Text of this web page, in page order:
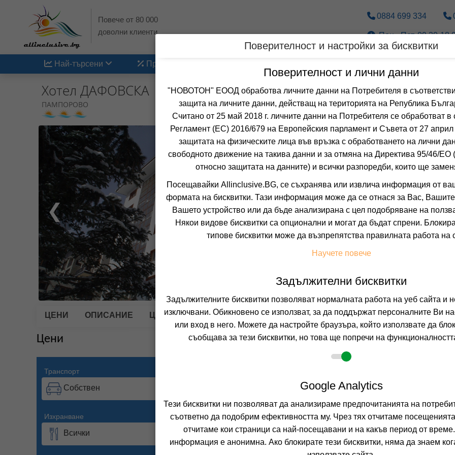
Повече от 80 000
доволни клиенти
0884 699 334
Пон.- Пет. 09.30-
Най-търсени Промоции
Хотел ДАФОВСКА
ПАМПОРОВО
❮ ❯
ЦЕНИ ОПИСАНИЕ ЦЕНИТЕ ВКЛЮЧВАТ УДОБСТВА В ХОТЕЛА FAQ ЗА ХОТЕЛА
Цени
Транспорт
Собствен
Изхранване Настаняване
Всички 2 възрастни
Поверителност и настройки за бисквитки
Поверителност и лични данни
"НОВОТОН" ЕООД обработва личните данни на Потребителя в
защита на личните данни, действащ на територията на Република
Считано от 25 май 2018 г. личните данни на Потребителя се обработват в
Регламент (ЕС) 2016/679 на Европейския парламент и Съвета от 27 април
защитата на физическите лица във връзка с обработването на лични
свободното движение на такива данни и за отмяна на Директива 95/46/
относно защитата на данните) и всички разпоредби, които ще
Посещавайки Allinclusive.BG, се съхранява или извлича информация от
формата на бисквитки. Тази информация може да се отнася за Вас,
Вашето устройство или да бъде анализирана с цел подобряване на
Някои видове бисквитки са опционални и могат да бъдат спрени.
типове бисквитки може да възпрепятства правилната работа на
Научете повече
Задължителни бисквитки
Задължителните бисквитки позволяват нормалната работа на уеб сайта и
изключвани. Обикновено се използват, за да поддържат персоналните Ви
или вход в него. Можете да настройте браузъра, който използвате да
съобщава за тези бисквитки, но това ще попречи на
Google Analytics
Тези бисквитки ни позволяват да анализираме предпочитанията на
съответно да подобрим ефективността му. Чрез тях отчитаме
отчитаме кои страници са най-посещавани и на какъв период от
информация е анонимна. Ако блокирате тези бисквитки, няма да знаем